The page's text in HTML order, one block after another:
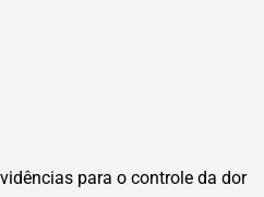
para o controle da dor